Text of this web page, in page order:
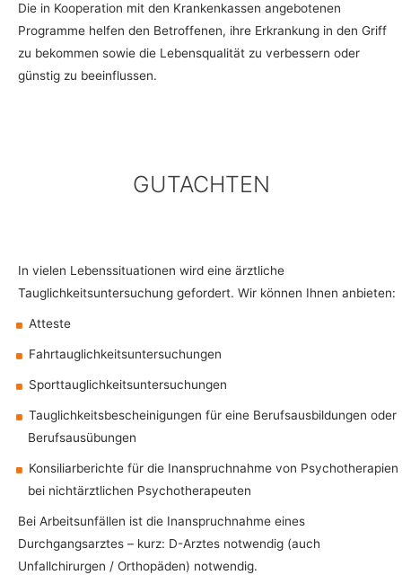
Die in Kooperation mit den Krankenkassen angebotenen
Programme helfen den Betroffenen, ihre Erkrankung in den Griff
zu bekommen sowie die Lebensqualität zu verbessern oder
günstig zu beeinflussen.
GUTACHTEN
In vielen Lebenssituationen wird eine ärztliche
Tauglichkeitsuntersuchung gefordert. Wir können Ihnen anbieten:
Atteste
Fahrtauglichkeitsuntersuchungen
Sporttauglichkeitsuntersuchungen
Tauglichkeitsbescheinigungen für eine Berufsausbildungen oder
Berufsausübungen
Konsiliarberichte für die Inanspruchnahme von Psychotherapien
bei nichtärztlichen Psychotherapeuten
Bei Arbeitsunfällen ist die Inanspruchnahme eines
Durchgangsarztes – kurz: D-Arztes notwendig (auch
Unfallchirurgen / Orthopäden) notwendig.